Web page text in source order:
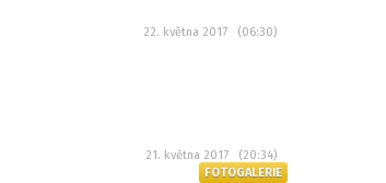
22. května 2017 (06:30)
21. května 2017 (20:34)
FOTOGALERIE